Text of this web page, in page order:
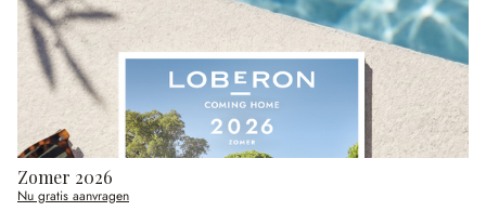
Zomer 2026
Nu gratis aanvragen